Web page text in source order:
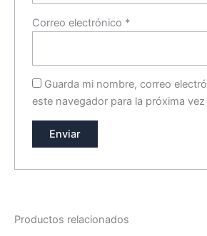
Correo electrónico *
Guarda mi nombre, correo
este navegador para la próxima
Productos relacionados